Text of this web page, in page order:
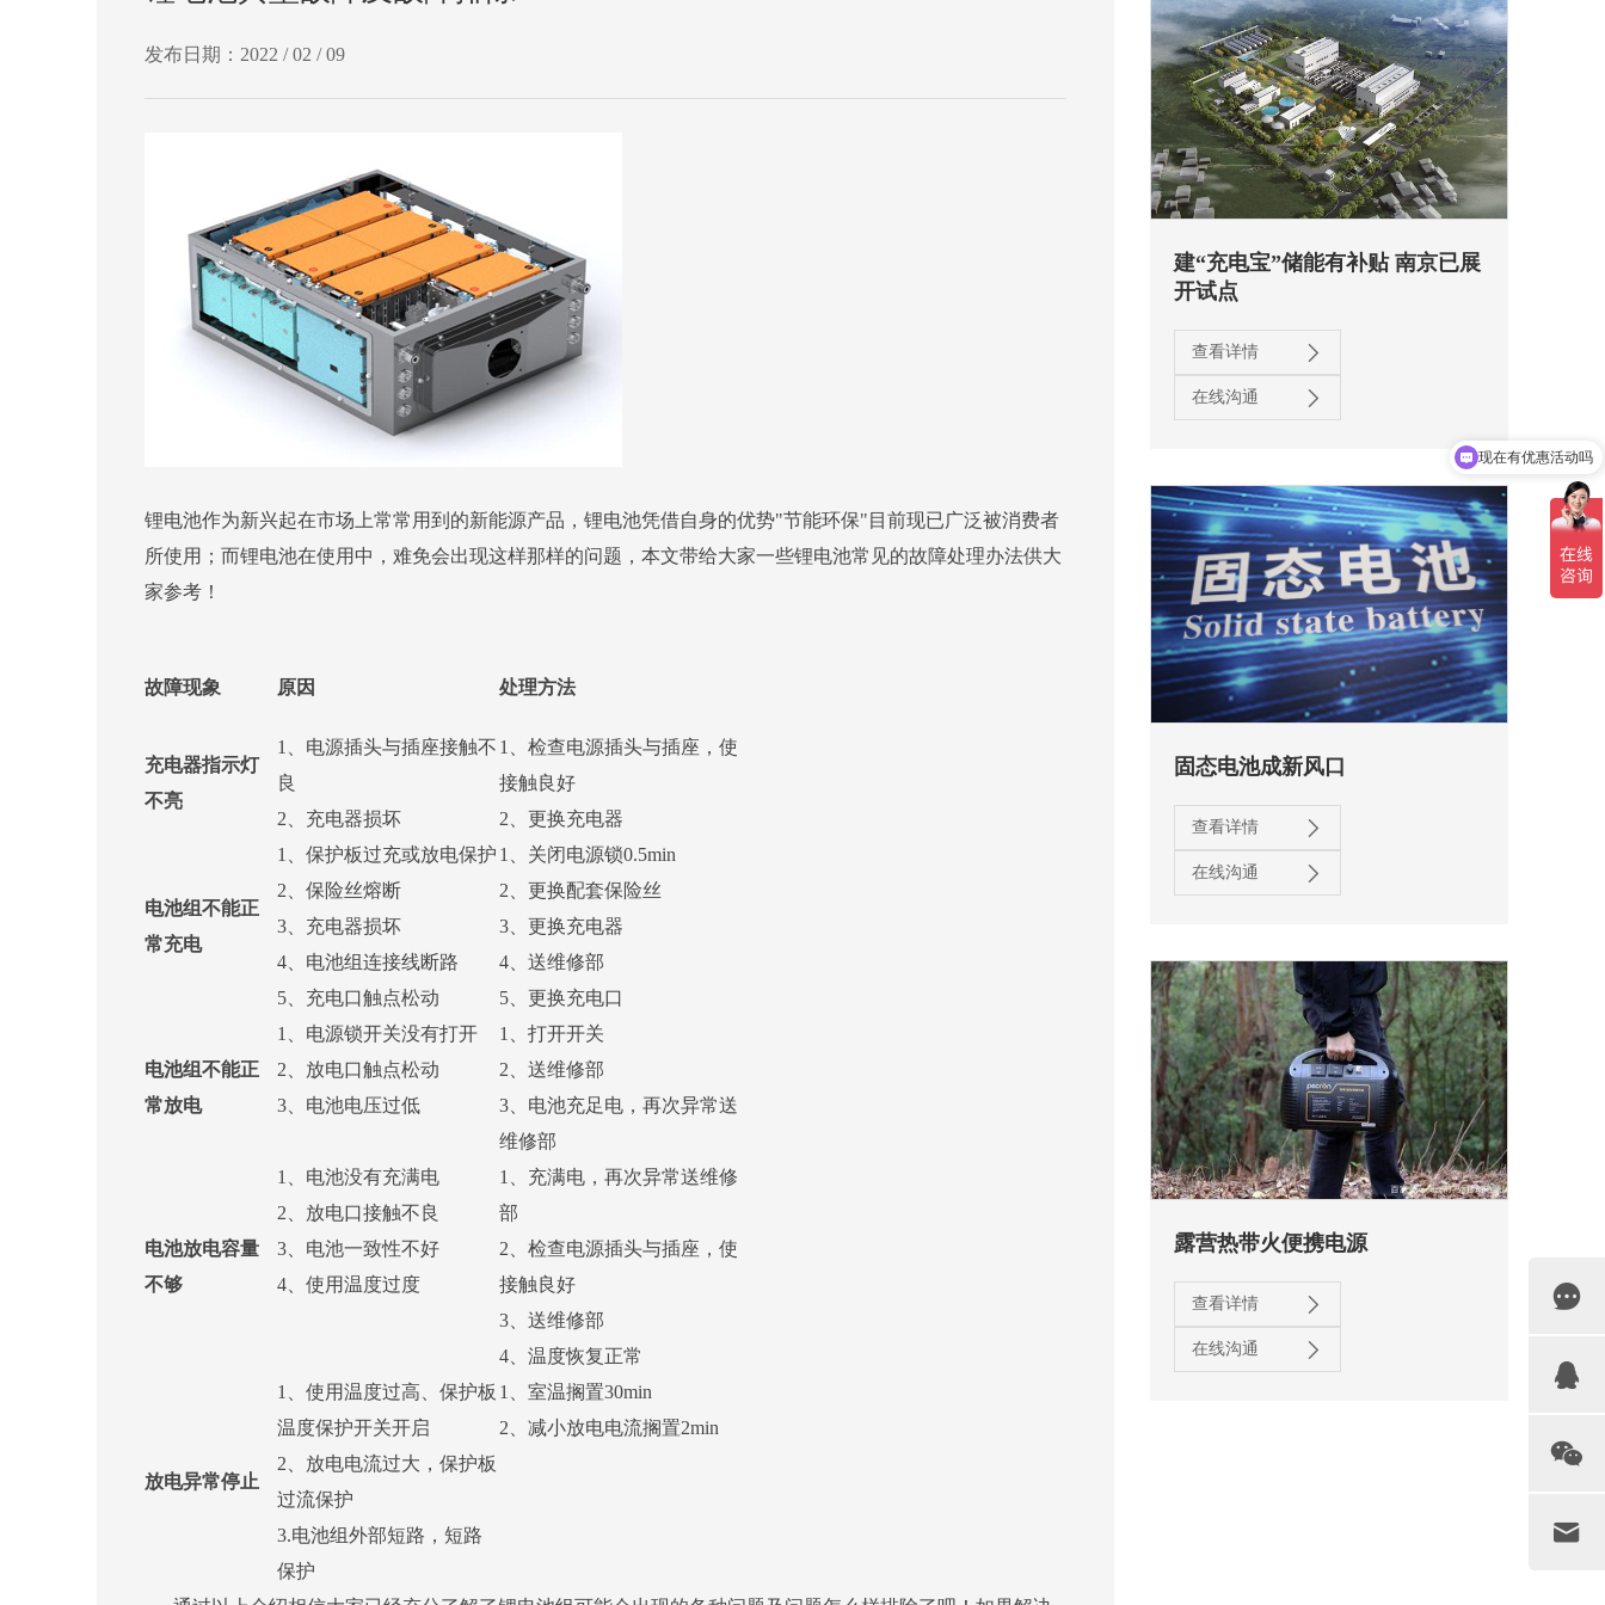
发布日期：2022 / 02 / 09
锂电池作为新兴起在市场上常常用到的新能源产品，锂电池凭借自身的优势"节能环保"目前现已广泛被消费者
所使用；而锂电池在使用中，难免会出现这样那样的问题，本文带给大家一些锂电池常见的故障处理办法供大
家参考！
故障现象 原因 处理方法
充电器指示灯
不亮
1、电源插头与插座接触不
良
2、充电器损坏
1、检查电源插头与插座，使
接触良好
2、更换充电器
电池组不能正
常充电
1、保护板过充或放电保护
2、保险丝熔断
3、充电器损坏
4、电池组连接线断路
5、充电口触点松动
1、关闭电源锁0.5min
2、更换配套保险丝
3、更换充电器
4、送维修部
5、更换充电口
电池组不能正
常放电
1、电源锁开关没有打开
2、放电口触点松动
3、电池电压过低
1、打开开关
2、送维修部
3、电池充足电，再次异常送
维修部
电池放电容量
不够
1、电池没有充满电
2、放电口接触不良
3、电池一致性不好
4、使用温度过度
1、充满电，再次异常送维修
部
2、检查电源插头与插座，使
接触良好
3、送维修部
4、温度恢复正常
放电异常停止
1、使用温度过高、保护板
温度保护开关开启
2、放电电流过大，保护板
过流保护
3.电池组外部短路，短路
保护
1、室温搁置30min
2、减小放电电流搁置2min
建“充电宝”储能有补贴 南京已展
开试点
查看详情
在线沟通
固态电池成新风口
查看详情
在线沟通
露营热带火便携电源
查看详情
在线沟通
现在有优惠活动吗